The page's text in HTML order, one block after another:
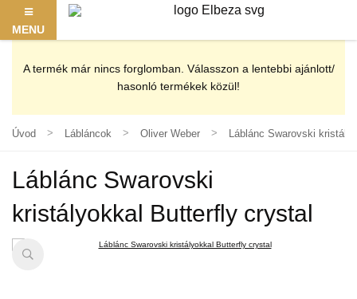
MENU
A termék már nincs forglomban. Válasszon a lentebbi ajánlott/
hasonló termékek közül!
Úvod Lábláncok Oliver Weber Láblánc Swarovski
Láblánc Swarovski
kristályokkal Butterfly crystal